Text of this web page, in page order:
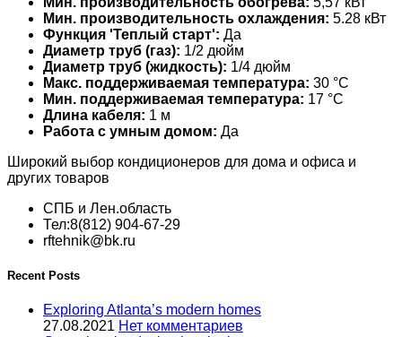
Мин. производительность охлаждения: 5.28 кВт
Функция 'Теплый старт': Да
Диаметр труб (газ): 1/2 дюйм
Диаметр труб (жидкость): 1/4 дюйм
Макс. поддерживаемая температура: 30 °С
Мин. поддерживаемая температура: 17 °С
Длина кабеля: 1 м
Работа с умным домом: Да
Широкий выбор кондиционеров для дома и офиса и
других товаров
СПБ и Лен.область
Тел:8(812) 904-67-29
rftehnik@bk.ru
Recent Posts
Exploring Atlanta’s modern homes
27.08.2021 Нет комментариев